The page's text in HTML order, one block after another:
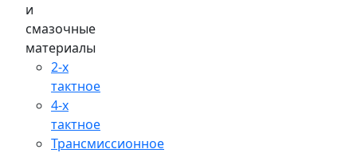
и
смазочные
материалы
2-х
тактное
4-х
тактное
Трансмиссионное